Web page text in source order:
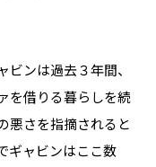
ンは過去３年間、
を借りる暮らしを続
悪さを指摘されると
ギャビンはここ数